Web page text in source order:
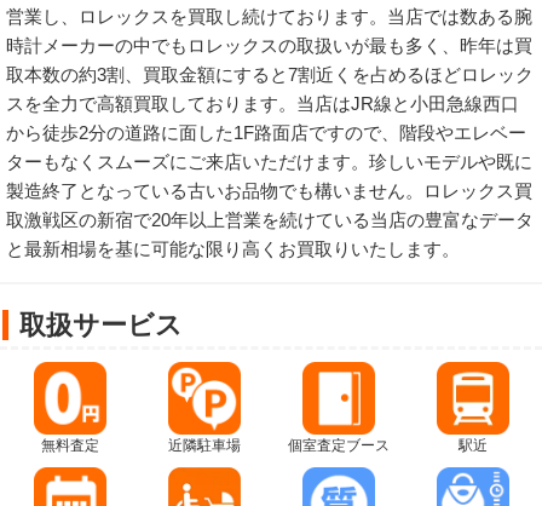
営業し、ロレックスを買取し続けております。当店では数ある腕
時計メーカーの中でもロレックスの取扱いが最も多く、昨年は買
取本数の約3割、買取金額にすると7割近くを占めるほどロレック
スを全力で高額買取しております。当店はJR線と小田急線西口
から徒歩2分の道路に面した1F路面店ですので、階段やエレベー
ターもなくスムーズにご来店いただけます。珍しいモデルや既に
製造終了となっている古いお品物でも構いません。ロレックス買
取激戦区の新宿で20年以上営業を続けている当店の豊富なデータ
と最新相場を基に可能な限り高くお買取りいたします。
取扱サービス
無料査定 近隣駐車場 個室査定ブース 駅近